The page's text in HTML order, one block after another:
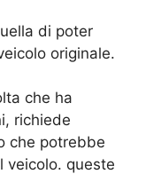
di poter
originale.
che ha
richiede
che potrebbe
veicolo. queste